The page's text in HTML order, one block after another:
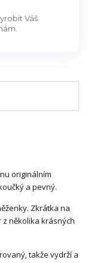
Váš
originálním
a pevný.
Zkrátka na
z několika krásných
takže vydrží a